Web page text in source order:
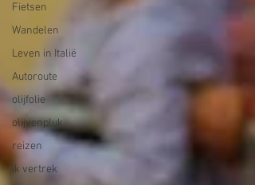
Fietsen
Wandelen
Leven in Italië
Autoroute
olijfolie
olijvenpluk
reizen
ik vertrek